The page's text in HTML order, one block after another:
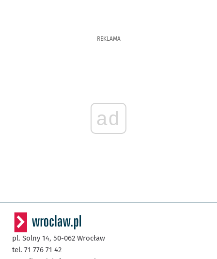
REKLAMA
ad
pl. Solny 14, 50-062 Wrocław
tel. 71 776 71 42